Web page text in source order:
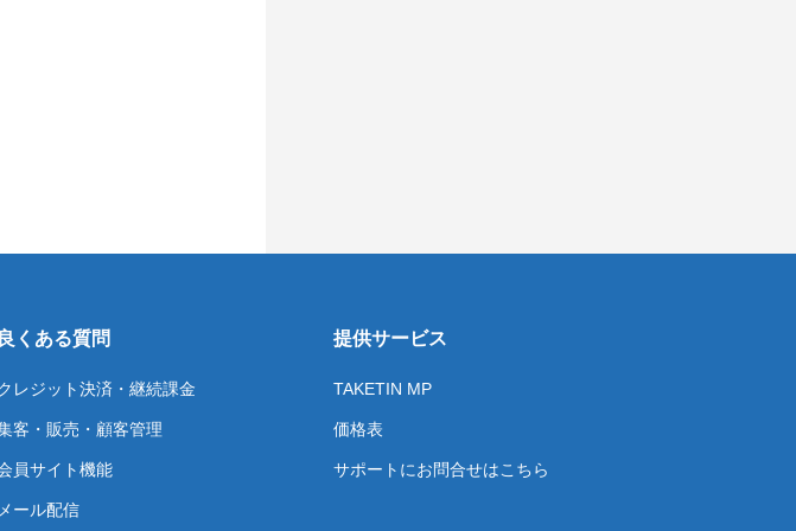
良くある質問
レジット決済・継続課金
客・販売・顧客管理
員サイト機能
メール配信
提供サービス
TAKETIN MP
価格表
サポートにお問合せはこちら